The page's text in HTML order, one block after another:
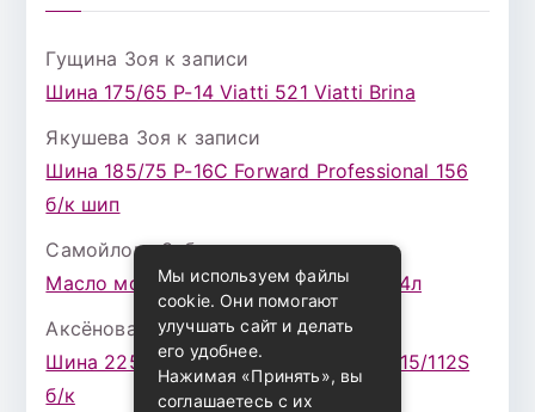
Гущина Зоя к записи
Шина 175/65 Р-14 Viatti 521 Viatti Brina
Якушева Зоя к записи
Шина 185/75 Р-16С Forward Professional 156
б/к шип
Самойлова Забавак записи
Масло моторное ZIC X7 (A+) 10W30 4л
Аксёнова Адельк записи
Шина 225/75 Р-16 Nokian Rotiva HT 115/112S
б/к
Мы используем файлы
cookie. Они помогают
улучшать сайт и делать
его удобнее.
Нажимая «Принять», вы
соглашаетесь с их